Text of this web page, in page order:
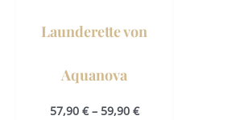
Launderette von
Aquanova
57,90 €– 59,90 €